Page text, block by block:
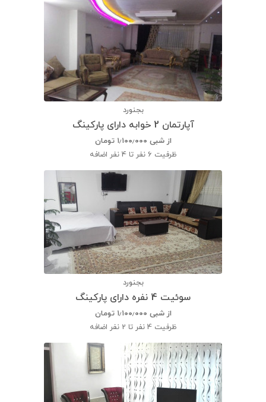
بجنورد
آپارتمان 2 خوابه دارای پارکینگ
از شبی ۱٫۱۰۰٫۰۰۰ تومان
ظرفیت 6 نفر تا 4 نفر اضافه
بجنورد
سوئیت 4 نفره دارای پارکینگ
از شبی ۱٫۱۰۰٫۰۰۰ تومان
ظرفیت 4 نفر تا 2 نفر اضافه